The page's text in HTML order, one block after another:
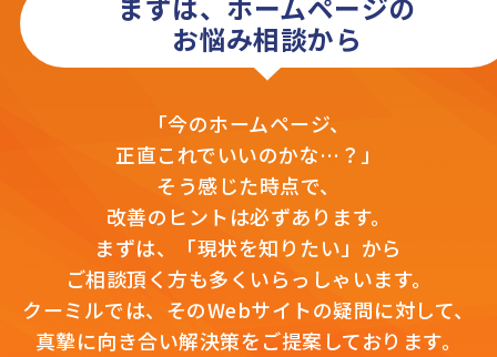
お悩み相談から
「今のホームページ、
正直これでいいのかな…？」
そう感じた時点で、
改善のヒントは必ずあります。
まずは、「現状を知りたい」から
ご相談頂く方も多くいらっしゃいます。
クーミルでは、そのWebサイトの疑問に対して、
真摯に向き合い解決策をご提案しております。